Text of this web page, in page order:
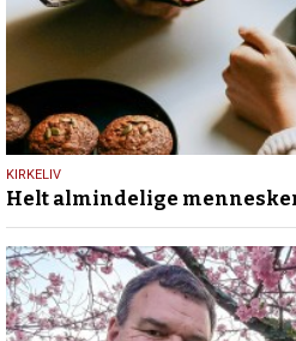
9.
juli
2026
KIRKELIV
Helt almindelige